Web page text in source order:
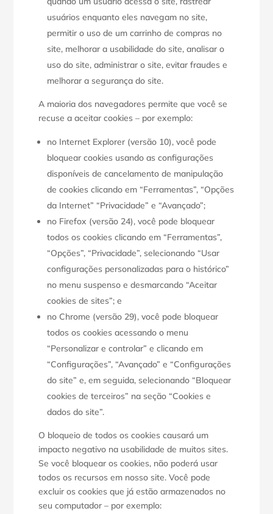
usuários enquanto eles navegam no site,
permitir o uso de um carrinho de compras no
site, melhorar a usabilidade do site, analisar o
uso do site, administrar o site, evitar fraudes e
melhorar a segurança do site.
A maioria dos navegadores permite que você se
recuse a aceitar cookies – por exemplo:
no Internet Explorer (versão 10), você pode
bloquear cookies usando as configurações
disponíveis de cancelamento de manipulação
de cookies clicando em “Ferramentas”, “Opções
da Internet” “Privacidade” e “Avançado”;
no Firefox (versão 24), você pode bloquear
todos os cookies clicando em “Ferramentas”,
“Opções”, “Privacidade”, selecionando “Usar
configurações personalizadas para o histórico”
no menu suspenso e desmarcando “Aceitar
cookies de sites”; e
no Chrome (versão 29), você pode bloquear
todos os cookies acessando o menu
“Personalizar e controlar” e clicando em
“Configurações”, “Avançado” e “Configurações
do site” e, em seguida, selecionando “Bloquear
cookies de terceiros” na seção “Cookies e
dados do site”.
O bloqueio de todos os cookies causará um
impacto negativo na usabilidade de muitos sites.
Se você bloquear os cookies, não poderá usar
todos os recursos em nosso site. Você pode
excluir os cookies que já estão armazenados no
seu computador – por exemplo: